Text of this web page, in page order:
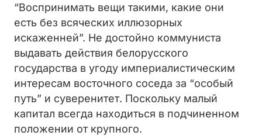
“Воспринимать вещи такими, какие они
есть без всяческих иллюзорных
искаженней”. Не достойно коммуниста
выдавать действия белорусского
государства в угоду империалистическим
интересам восточного соседа за “особый
путь” и суверенитет. Поскольку малый
капитал всегда находиться в подчиненном
положении от крупного.